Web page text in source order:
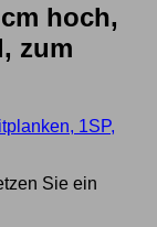
hoch,
zum
1SP,
Sie ein